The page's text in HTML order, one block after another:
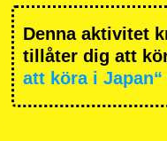
Denna aktivitet
tillåter dig att
att köra i Japan“